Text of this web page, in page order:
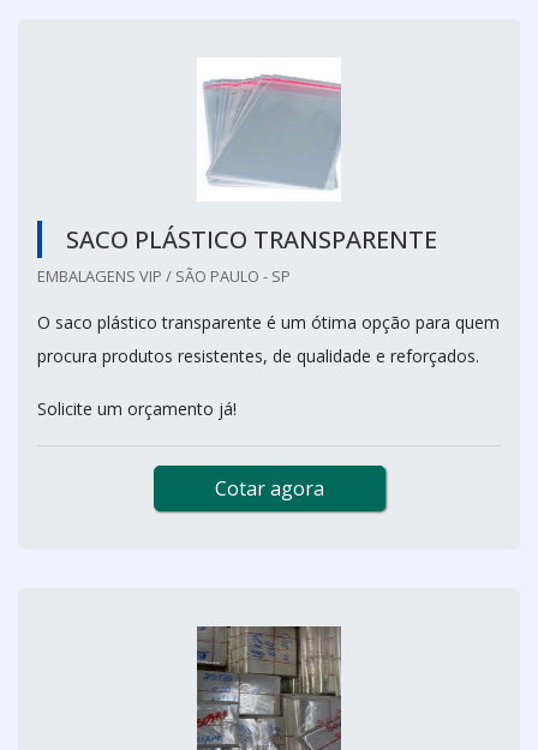
SACO PLÁSTICO TRANSPARENTE
EMBALAGENS VIP / SÃO PAULO - SP
O saco plástico transparente é um ótima opção para quem
procura produtos resistentes, de qualidade e reforçados.
Solicite um orçamento já!
Cotar agora